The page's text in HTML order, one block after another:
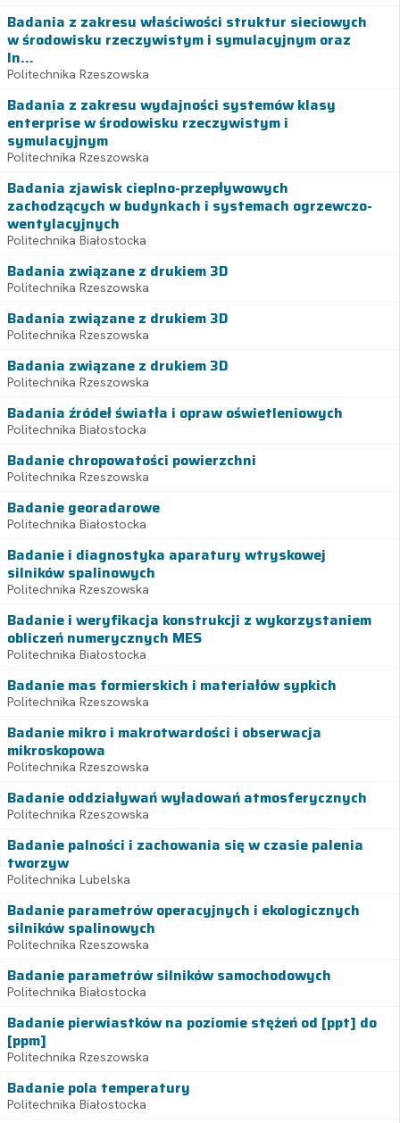
Badania z zakresu właściwości struktur sieciowych
w środowisku rzeczywistym i symulacyjnym oraz
In...
Politechnika Rzeszowska
Badania z zakresu wydajności systemów klasy
enterprise w środowisku rzeczywistym i
symulacyjnym
Politechnika Rzeszowska
Badania zjawisk cieplno-przepływowych
zachodzących w budynkach i systemach ogrzewczo-
wentylacyjnych
Politechnika Białostocka
Badania związane z drukiem 3D
Politechnika Rzeszowska
Badania związane z drukiem 3D
Politechnika Rzeszowska
Badania związane z drukiem 3D
Politechnika Rzeszowska
Badania źródeł światła i opraw oświetleniowych
Politechnika Białostocka
Badanie chropowatości powierzchni
Politechnika Rzeszowska
Badanie georadarowe
Politechnika Białostocka
Badanie i diagnostyka aparatury wtryskowej
silników spalinowych
Politechnika Rzeszowska
Badanie i weryfikacja konstrukcji z wykorzystaniem
obliczeń numerycznych MES
Politechnika Białostocka
Badanie mas formierskich i materiałów sypkich
Politechnika Rzeszowska
Badanie mikro i makrotwardości i obserwacja
mikroskopowa
Politechnika Rzeszowska
Badanie oddziaływań wyładowań atmosferycznych
Politechnika Rzeszowska
Badanie palności i zachowania się w czasie palenia
tworzyw
Politechnika Lubelska
Badanie parametrów operacyjnych i ekologicznych
silników spalinowych
Politechnika Rzeszowska
Badanie parametrów silników samochodowych
Politechnika Białostocka
Badanie pierwiastków na poziomie stężeń od [ppt] do
[ppm]
Politechnika Rzeszowska
Badanie pola temperatury
Politechnika Białostocka